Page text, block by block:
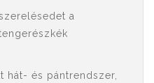
a
hát- és pántrendszer,